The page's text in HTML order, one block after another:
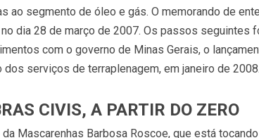
ao segmento de óleo e gás. O memorando de
dia 28 de março de 2007. Os passos seguintes
com o governo de Minas Gerais, o
dos serviços de terraplenagem, em janeiro de 2008.
CIVIS, A PARTIR DO ZERO
Mascarenhas Barbosa Roscoe, que está